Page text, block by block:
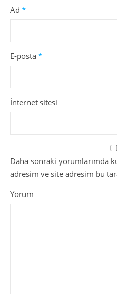
Ad *
E-posta *
İnternet sitesi
Daha sonraki yorumlarımda
adresim ve site adresim bu
Yorum